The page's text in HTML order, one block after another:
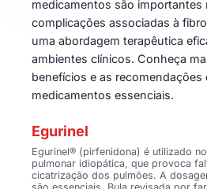
medicamentos são importantes
complicações associadas à
uma abordagem terapêutica
ambientes clínicos. Conheça
benefícios e as recomendações
medicamentos essenciais.
Egurinel
Egurinel® (pirfenidona) é utilizado
pulmonar idiopática, que provoca
cicatrização dos pulmões. A